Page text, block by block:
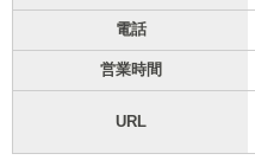
電話
営業時間
URL